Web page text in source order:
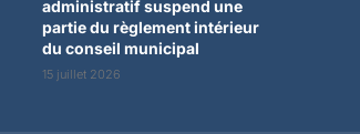
administratif suspend une
partie du règlement intérieur
du conseil municipal
15 juillet 2026